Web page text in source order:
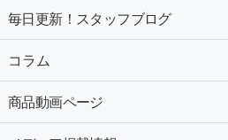
毎日更新！スタッフブログ
コラム
商品動画ページ